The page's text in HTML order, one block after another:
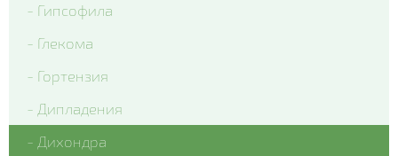
- Гипсофила
- Глекома
- Гортензия
- Дипладения
- Дихондра